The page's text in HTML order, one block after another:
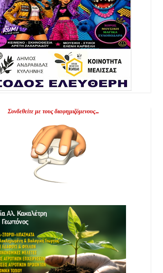
Συνδεθείτε με τους διαφημιζόμενους...